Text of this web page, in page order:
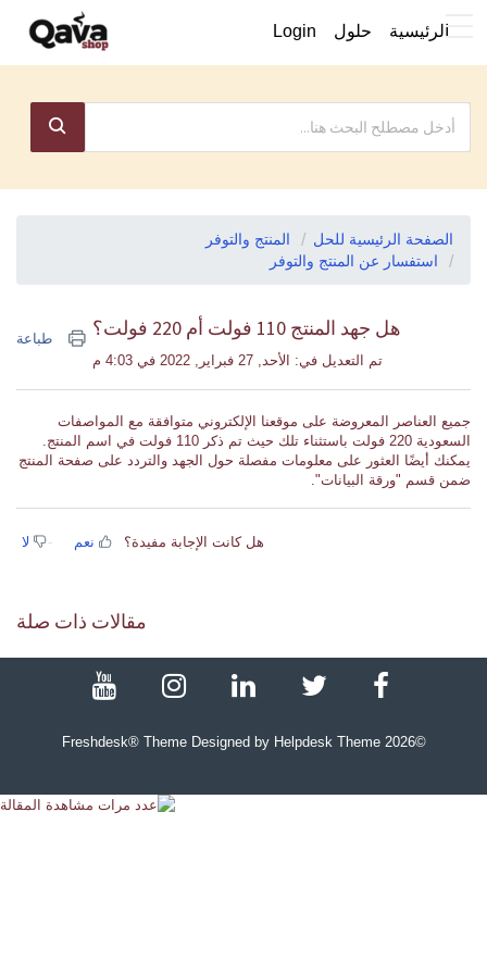
الرئيسية حلول Login
الصفحة الرئيسية للحل
المنتج والتوفر
استفسار عن المنتج والتوفر
هل جهد المنتج 110 فولت أم 220 فولت؟
طباعة
تم التعديل في: الأحد, 27 فبراير, 2022 في 4:03 م
جميع العناصر المعروضة على موقعنا الإلكتروني متوافقة مع المواصفات
السعودية 220 فولت باستثناء تلك حيث تم ذكر 110 فولت في اسم المنتج.
يمكنك أيضًا العثور على معلومات مفصلة حول الجهد والتردد على صفحة المنتج
ضمن قسم "ورقة البيانات".
هل كانت الإجابة مفيدة؟ نعم لا
مقالات ذات صلة
©
2026
Freshdesk® Theme Designed by Helpdesk Theme